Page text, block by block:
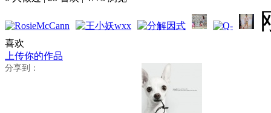
喜欢
上传你的作品
分享到：